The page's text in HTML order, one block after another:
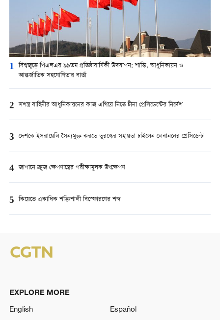
1 বিশ্বজুড়ে পিএলএর ৯৯তম প্রতিষ্ঠাবার্ষিকী উদযাপন: শান্তি, আধুনিকায়ন ও
আন্তর্জাতিক সহযোগিতার বার্তা
2 সশস্ত্র বাহিনীর আধুনিকায়নের কাজ এগিয়ে নিতে চীনা প্রেসিডেন্টের নির্দেশ
3 দেশকে ইসরায়েলি সৈন্যমুক্ত করতে তুরস্কের সহায়তা চাইলেন লেবাননের প্রেসিডেন্ট
4 জাপানে ক্রুজ ক্ষেপণাস্ত্রের পরীক্ষামূলক উৎক্ষেপণ
5 কিয়েভে একাধিক শক্তিশালী বিস্ফোরণের শব্দ
EXPLORE MORE
English
Español